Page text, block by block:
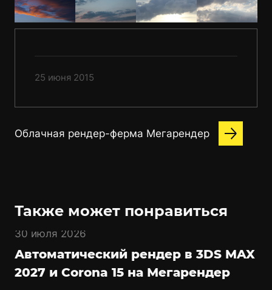
25 июня 2015
Облачная рендер-ферма Мегарендер
Также может понравиться
30 июля 2026
Автоматический рендер в 3DS MAX
2027 и Corona 15 на Мегарендер